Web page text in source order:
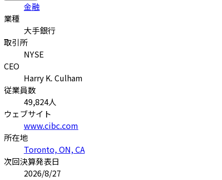
金融
業種
大手銀行
取引所
NYSE
CEO
Harry K. Culham
従業員数
49,824人
ウェブサイト
www.cibc.com
所在地
Toronto, ON, CA
次回決算発表日
2026/8/27